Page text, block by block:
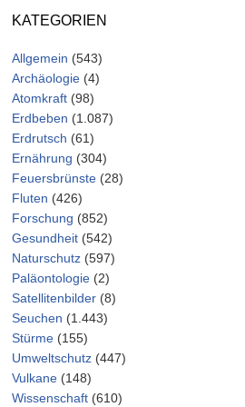
KATEGORIEN
Allgemein (543)
Archäologie (4)
Atomkraft (98)
Erdbeben (1.087)
Erdrutsch (61)
Ernährung (304)
Feuersbrünste (28)
Fluten (426)
Forschung (852)
Gesundheit (542)
Naturschutz (597)
Paläontologie (2)
Satellitenbilder (8)
Seuchen (1.443)
Stürme (155)
Umweltschutz (447)
Vulkane (148)
Wissenschaft (610)